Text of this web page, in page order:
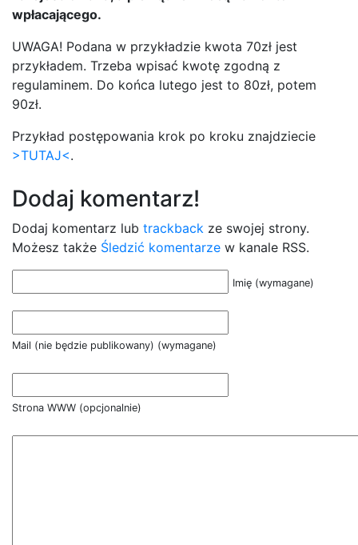
wpłacającego.
UWAGA! Podana w przykładzie kwota 70zł jest
przykładem. Trzeba wpisać kwotę zgodną z
regulaminem. Do końca lutego jest to 80zł, potem
90zł.
Przykład postępowania krok po kroku znajdziecie
>TUTAJ<.
Dodaj komentarz!
Dodaj komentarz lub trackback ze swojej strony.
Możesz także Śledzić komentarze w kanale RSS.
Imię (wymagane)
Mail (nie będzie publikowany) (wymagane)
Strona WWW (opcjonalnie)